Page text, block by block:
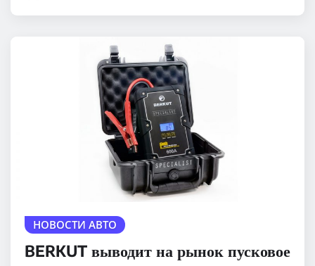
НОВОСТИ АВТО
BERKUT выводит на рынок пусковое